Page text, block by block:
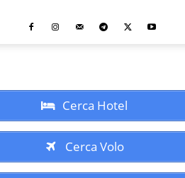
Cerca Hotel
Cerca Volo